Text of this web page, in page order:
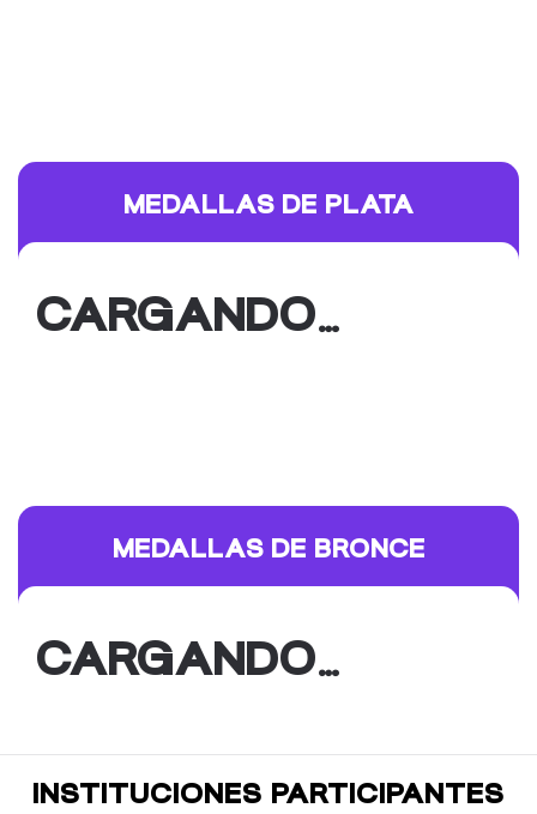
MEDALLAS DE PLATA
CARGANDO…
MEDALLAS DE BRONCE
CARGANDO…
INSTITUCIONES PARTICIPANTES